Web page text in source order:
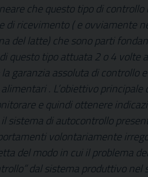
che questo tipo di
di ricevimento ( e ovviamente
del latte) che sono parti
questo tipo attuata 2 o 4 volte
garanzia assoluta di controllo
. L’obiettivo
e quindi ottenere
sistema di autocontrollo
volontariamente
del modo in cui il problema
dal sistema produttivo nel